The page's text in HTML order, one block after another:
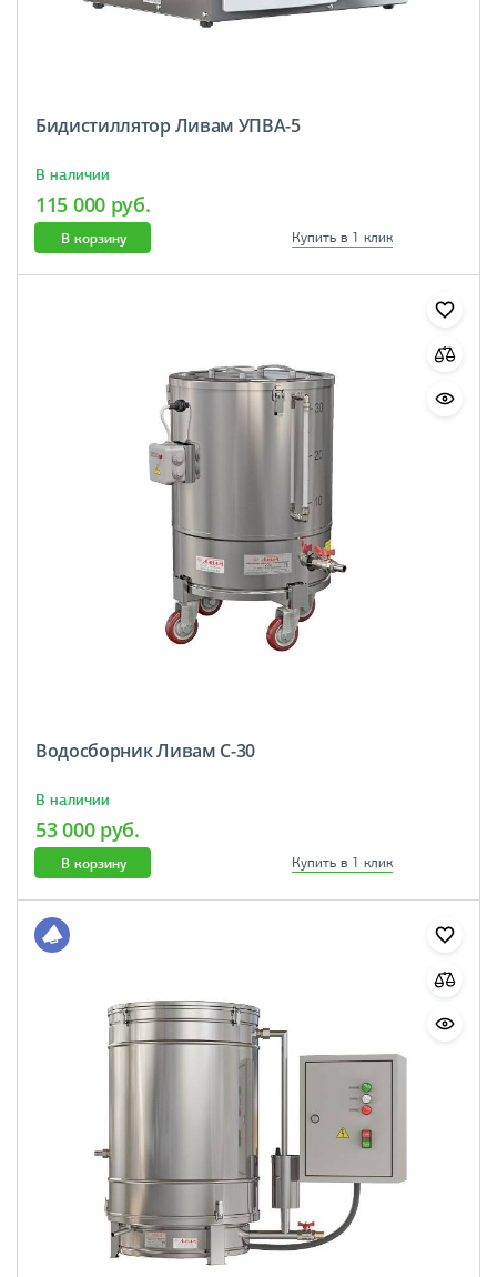
Бидистиллятор Ливам УПВА-5
В наличии
115 000 руб.
В корзину Купить в 1 клик
Водосборник Ливам С-30
В наличии
53 000 руб.
В корзину Купить в 1 клик